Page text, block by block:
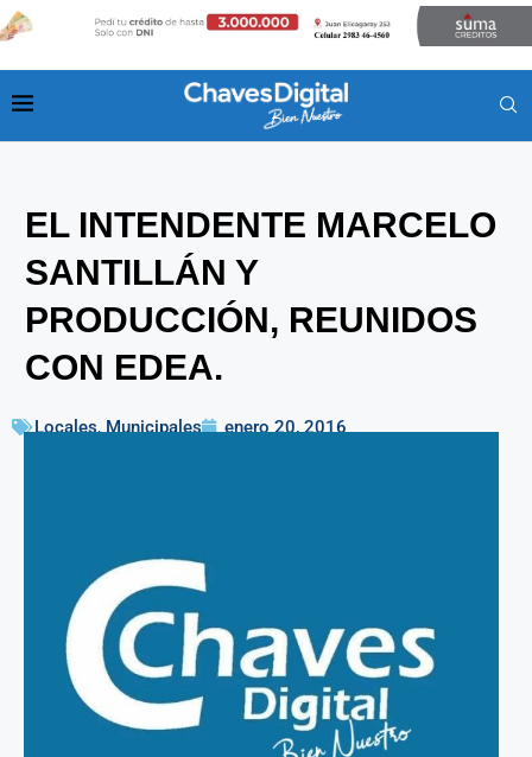
EL INTENDENTE MARCELO
SANTILLÁN Y
PRODUCCIÓN, REUNIDOS
CON EDEA.
Locales, Municipales enero 20, 2016